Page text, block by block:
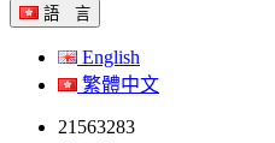
語 言
English
繁體中文
21563283